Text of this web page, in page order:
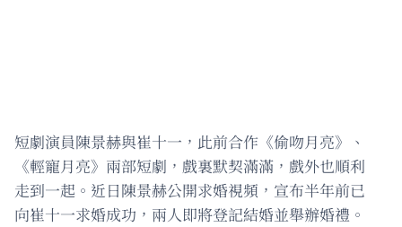
短劇演員陳景赫與崔十一，此前合作《偷吻月亮》、
《輕寵月亮》兩部短劇，戲裏默契滿滿，戲外也順利
走到一起。近日陳景赫公開求婚視頻，宣布半年前已
向崔十一求婚成功，兩人即將登記結婚並舉辦婚禮。